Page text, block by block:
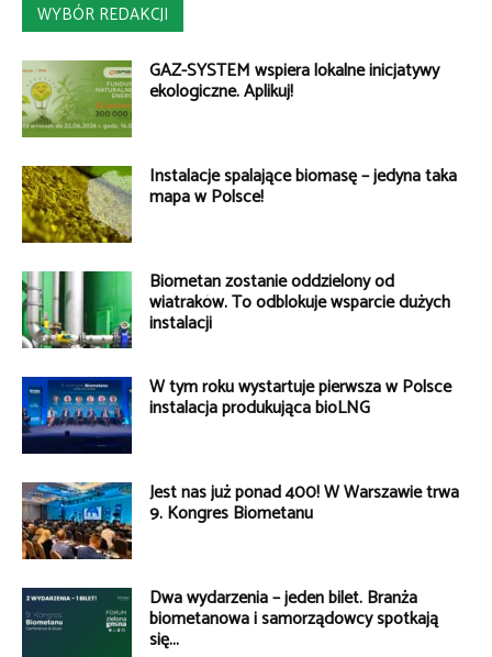
WYBÓR REDAKCJI
GAZ-SYSTEM wspiera lokalne inicjatywy
ekologiczne. Aplikuj!
Instalacje spalające biomasę – jedyna taka
mapa w Polsce!
Biometan zostanie oddzielony od
wiatraków. To odblokuje wsparcie dużych
instalacji
W tym roku wystartuje pierwsza w Polsce
instalacja produkująca bioLNG
Jest nas już ponad 400! W Warszawie trwa
9. Kongres Biometanu
Dwa wydarzenia – jeden bilet. Branża
biometanowa i samorządowcy spotkają
się...